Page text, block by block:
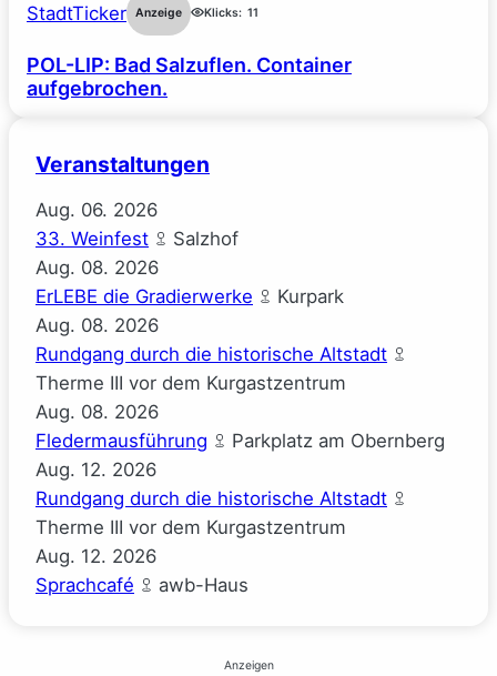
StadtTicker Anzeige Klicks: 11
POL-LIP: Bad Salzuflen. Container
aufgebrochen.
Veranstaltungen
Aug. 06. 2026
33. Weinfest
Salzhof
Aug. 08. 2026
ErLEBE die Gradierwerke
Kurpark
Aug. 08. 2026
Rundgang durch die historische Altstadt
Therme III vor dem Kurgastzentrum
Aug. 08. 2026
Fledermausführung
Parkplatz am Obernberg
Aug. 12. 2026
Rundgang durch die historische Altstadt
Therme III vor dem Kurgastzentrum
Aug. 12. 2026
Sprachcafé
awb-Haus
Anzeigen